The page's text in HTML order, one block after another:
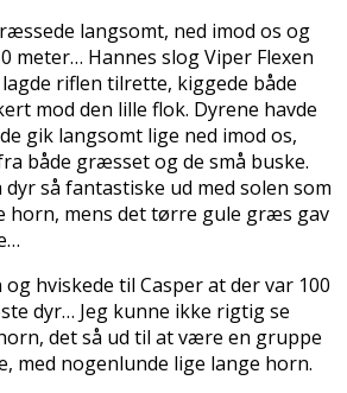
langsomt, ned imod os og
meter… Hannes slog Viper Flexen
riflen tilrette, kiggede både
mod den lille flok. Dyrene havde
gik langsomt lige ned imod os,
både græsset og de små buske.
så fantastiske ud med solen som
horn, mens det tørre gule græs gav
hviskede til Casper at der var 100
dyr… Jeg kunne ikke rigtig se
det så ud til at være en gruppe
med nogenlunde lige lange horn.